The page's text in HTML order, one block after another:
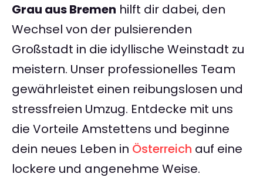
Grau aus Bremen hilft dir dabei, den
Wechsel von der pulsierenden
Großstadt in die idyllische Weinstadt zu
meistern. Unser professionelles Team
gewährleistet einen reibungslosen und
stressfreien Umzug. Entdecke mit uns
die Vorteile Amstettens und beginne
dein neues Leben in Österreich auf eine
lockere und angenehme Weise.